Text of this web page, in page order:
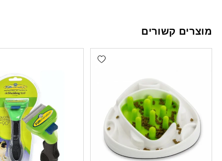
מוצרים קשורים
Add wishlist